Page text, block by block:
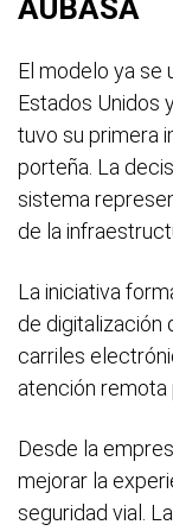
AUBASA
El modelo ya se
Estados Unidos
tuvo su primera
porteña. La
sistema
de la
La iniciativa
de digitalización
carriles
atención remota
Desde la
mejorar la
seguridad vial.